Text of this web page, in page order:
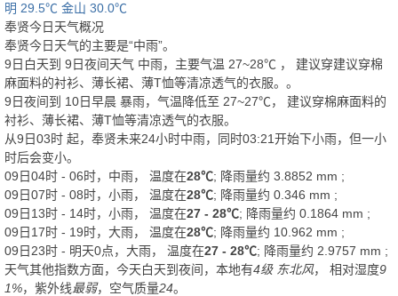
明 29.5℃ 金山 30.0℃
奉贤今日天气概况
奉贤今日天气的主要是“中雨”。
9日白天到 9日夜间天气 中雨，主要气温 27~28℃ ， 建议穿建议穿棉
麻面料的衬衫、薄长裙、薄T恤等清凉透气的衣服。 。
9日夜间到 10日早晨 暴雨，气温降低至 27~27℃， 建议穿棉麻面料的
衬衫、薄长裙、薄T恤等清凉透气的衣服。
从9日03时 起，奉贤未来24小时中雨，同时03:21开始下小雨，但一小
时后会变小。
09日04时 - 06时，中雨， 温度在28℃; 降雨量约 3.8852 mm ;
09日07时 - 08时，小雨， 温度在28℃; 降雨量约 0.346 mm ;
09日13时 - 14时，小雨， 温度在27 - 28℃; 降雨量约 0.1864 mm ;
09日17时 - 19时，大雨， 温度在28℃; 降雨量约 10.962 mm ;
09日23时 - 明天0点，大雨， 温度在27 - 28℃; 降雨量约 2.9757 mm ;
天气其他指数方面，今天白天到夜间，本地有4级 东北风， 相对湿度9
1%，紫外线最弱，空气质量24。